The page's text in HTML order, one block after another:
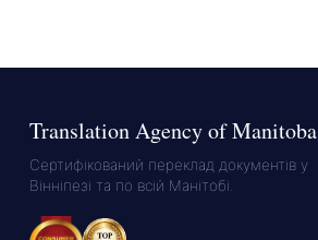
Translation Agency of Manitoba
Сертифікований переклад документів у
Вінніпезі та по всій Манітобі.